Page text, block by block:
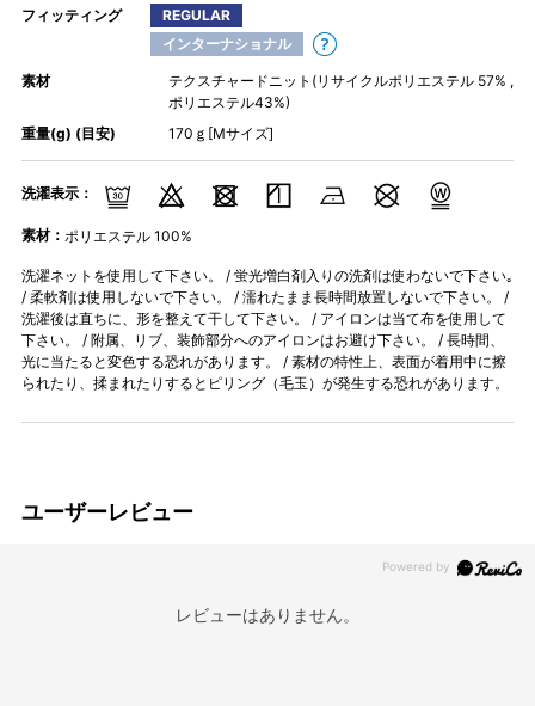
フィッティング
REGULAR
インターナショナル
素材
テクスチャードニット(リサイクルポリエステル 57% ,
ポリエステル43%)
重量(g) (目安)
170ｇ[Mサイズ]
洗濯表示：
素材： ポリエステル 100%
洗濯ネットを使用して下さい。 / 蛍光増白剤入りの洗剤は使わないで下さい｡
/ 柔軟剤は使用しないで下さい。 / 濡れたまま長時間放置しないで下さい。 /
洗濯後は直ちに、形を整えて干して下さい。 / アイロンは当て布を使用して
下さい。 / 附属、リブ、装飾部分へのアイロンはお避け下さい。 / 長時間、
光に当たると変色する恐れがあります。 / 素材の特性上、表面が着用中に擦
られたり、揉まれたりするとピリング（毛玉）が発生する恐れがあります。
ユーザーレビュー
レビューはありません。